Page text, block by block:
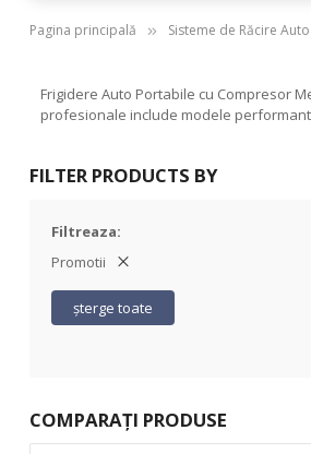
Pagina principală Sisteme de Răcire Auto
Frigidere Auto Portabile cu Compresor
profesionale include modele
FILTER PRODUCTS BY
Filtreaza
Promotii
șterge toate
COMPARAȚI PRODUSE